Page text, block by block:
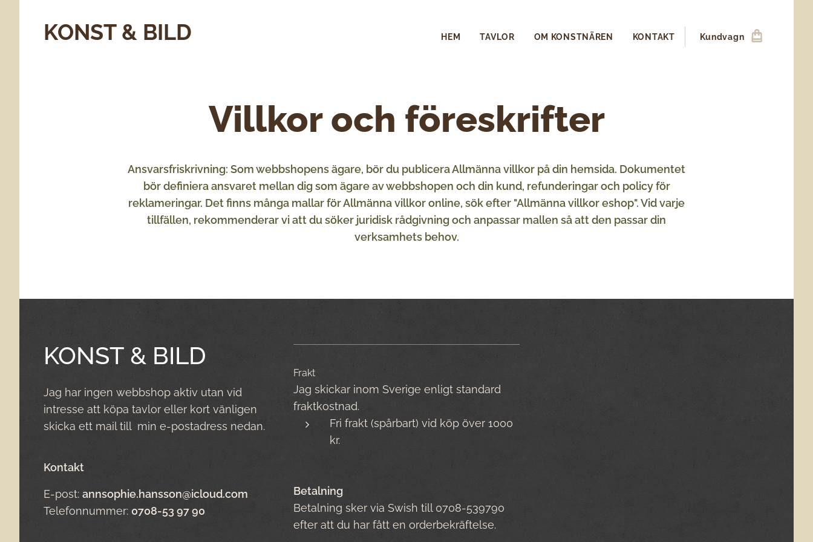
KONST & BILD HEM TAVLOR OM KONSTNÄREN KONTAKT Kundvagn
Villkor och föreskrifter
Ansvarsfriskrivning: Som webbshopens ägare, bör du publicera Allmänna villkor på din hemsida. Dokumentet
bör definiera ansvaret mellan dig som ägare av webbshopen och din kund, refunderingar och policy för
reklameringar. Det finns många mallar för Allmänna villkor online, sök efter "Allmänna villkor eshop". Vid varje
tillfällen, rekommenderar vi att du söker juridisk rådgivning och anpassar mallen så att den passar din
verksamhets behov.
KONST & BILD
Jag har ingen webbshop aktiv utan vid
intresse att köpa tavlor eller kort vänligen
skicka ett mail till min e-postadress nedan.
Kontakt
E-post: annsophie.hansson@icloud.com
Telefonnummer: 0708-53 97 90
Frakt
Jag skickar inom Sverige enligt standard
fraktkostnad.
Fri frakt (spårbart) vid köp över 1000
kr.
Betalning
Betalning sker via Swish till 0708-539790
efter att du har fått en orderbekräftelse.